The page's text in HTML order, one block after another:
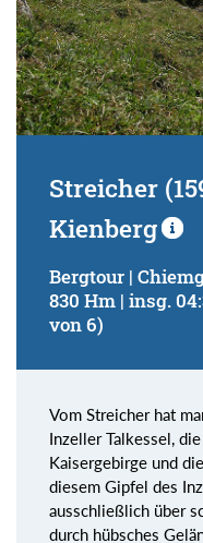
Streicher
Kienberg
Bergtour |
830 Hm | insg.
von 6)
Vom Streicher hat
Inzeller Talkessel,
Kaisergebirge und
diesem Gipfel des
ausschließlich über
durch hübsches